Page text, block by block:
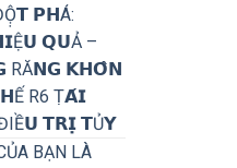
𝗣𝗛Á:
𝗤𝗨Ả –
RĂ𝗡𝗚 𝗞𝗛𝗢̂𝗡
R6 Ṭ𝗔́𝗜
𝗧𝗥𝗜̣ 𝗧Ủ𝗬
BẠN LÀ